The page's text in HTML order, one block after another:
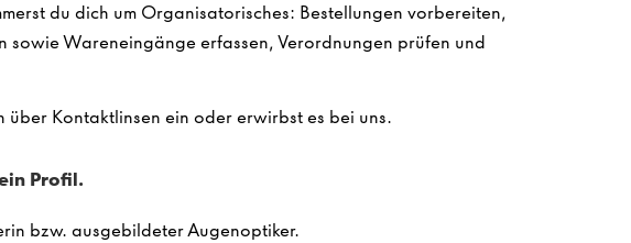
du dich um Organisatorisches: Bestellungen vorbereiten,
sowie Wareneingänge erfassen, Verordnungen prüfen und
über Kontaktlinsen ein oder erwirbst es bei uns.
Profil.
bzw. ausgebildeter Augenoptiker.